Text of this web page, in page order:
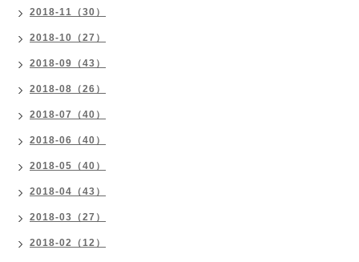
2018-11（30）
2018-10（27）
2018-09（43）
2018-08（26）
2018-07（40）
2018-06（40）
2018-05（40）
2018-04（43）
2018-03（27）
2018-02（12）